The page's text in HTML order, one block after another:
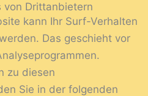
von Drittanbietern
kann Ihr Surf-Verhalten
Das geschieht vor
zu diesen
Sie in der folgenden